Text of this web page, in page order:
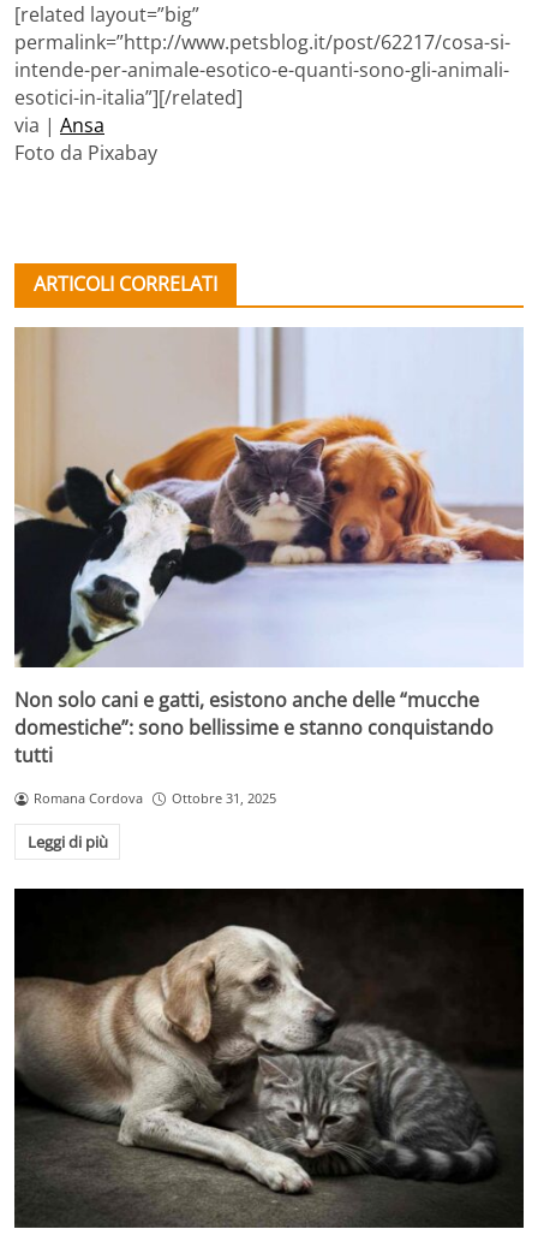
[related layout=”big”
permalink=”http://www.petsblog.it/post/62217/cosa-si-
intende-per-animale-esotico-e-quanti-sono-gli-animali-
esotici-in-italia”][/related]
via | Ansa
Foto da Pixabay
ARTICOLI CORRELATI
Non solo cani e gatti, esistono anche delle “mucche
domestiche”: sono bellissime e stanno conquistando
tutti
Romana Cordova Ottobre 31, 2025
Leggi di più